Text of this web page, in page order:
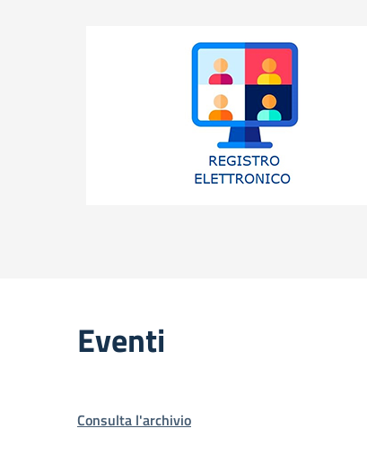
Eventi
Consulta l'archivio